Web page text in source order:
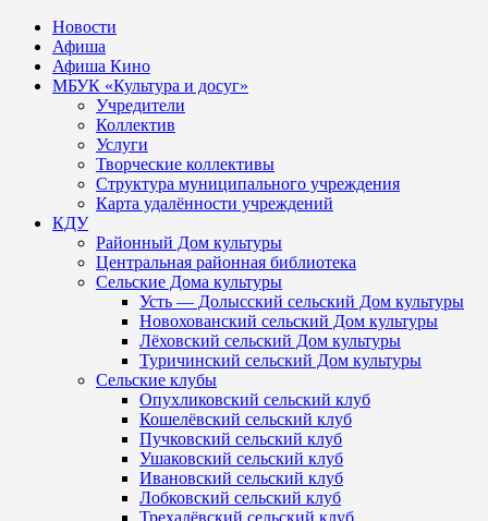
Новости
Афиша
Афиша Кино
МБУК «Культура и досуг»
Учредители
Коллектив
Услуги
Творческие коллективы
Структура муниципального учреждения
Карта удалённости учреждений
КДУ
Районный Дом культуры
Центральная районная библиотека
Сельские Дома культуры
Усть — Долысский сельский Дом культуры
Новохованский сельский Дом культуры
Лёховский сельский Дом культуры
Туричинский сельский Дом культуры
Сельские клубы
Опухликовский сельский клуб
Кошелёвский сельский клуб
Пучковский сельский клуб
Ушаковский сельский клуб
Ивановский сельский клуб
Лобковский сельский клуб
Трехалёвский сельский клуб